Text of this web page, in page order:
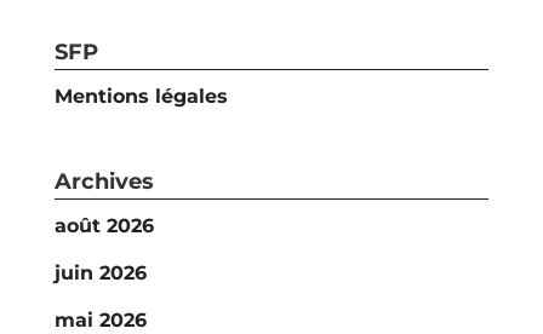
SFP
Mentions légales
Archives
août 2026
juin 2026
mai 2026